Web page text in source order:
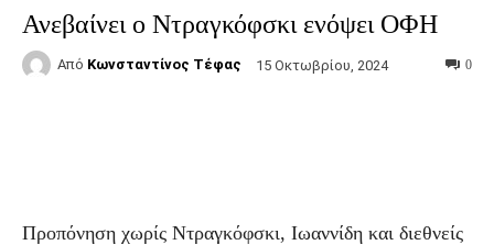
Ανεβαίνει ο Ντραγκόφσκι ενόψει ΟΦΗ
Από Κωνσταντίνος Τέφας 15 Οκτωβρίου, 2024 0
Προπόνηση χωρίς Ντραγκόφσκι, Ιωαννίδη και διεθνείς